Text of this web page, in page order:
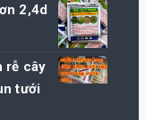
2,4d
rễ cây
tưới